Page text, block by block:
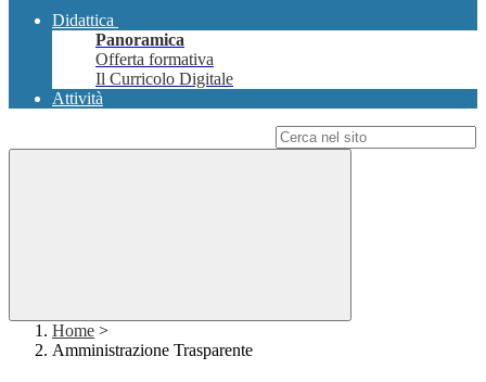
Didattica
Panoramica
Offerta formativa
Il Curricolo Digitale
Attività
Home >
Amministrazione Trasparente